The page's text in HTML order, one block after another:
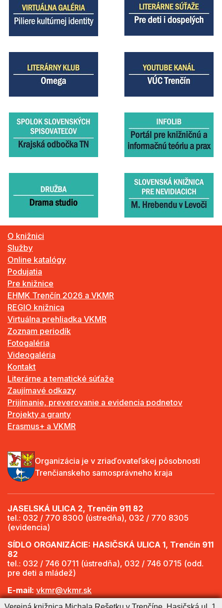
O knižnici
Služby
Online katalógy
Podujatia
Pre knižnice
EHMK Trenčín 2026 a VKMR
REGIO knižnica
Virtuálna prehliadka VKMR
Zoznam periodík
Fotogaléria
Videogaléria
Kontakt
Literárne a tematické súťaže
Zaujímavé odkazy
Prijímanie, preverovanie a evidencia podnetov
Projekty a granty
Erasmus+ a VKMR
Organizácia je v zriaďovateľskej pôsobnosti
Trenčianskeho samosprávneho kraja
JASELSKÁ ULICA 2, Trenčín 911 82
tel.: 032 / 770 8300 (ústredňa), 032 / 770 8305
(evidencia)
SÍDLO ORGANIZÁCIE: HASIČSKÁ ULICA 1, Trenčín 911
82
tel.: 032 / 746 0711 (ústredňa), 032 / 746 0715 (odd.
pre deti a mládež)
E-mail: vkmr@vkmr.sk